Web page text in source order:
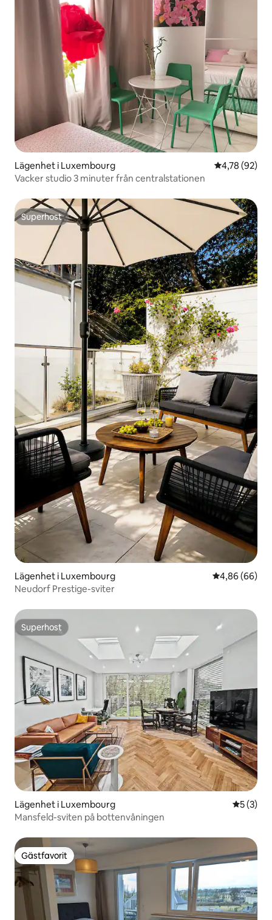
Lägenhet i Luxembourg 4,78 av 5 i
4,78 (92)
Vacker studio 3 minuter från centralstationen
Superhost
Superhost
Lägenhet i Luxembourg 4,86 av 5 i
4,86 (66)
Neudorf Prestige-sviter
Superhost
Superhost
Lägenhet i Luxembourg 5 av 5 i
5 (3)
Mansfeld-sviten på bottenvåningen
Gästfavorit
Gästfavorit